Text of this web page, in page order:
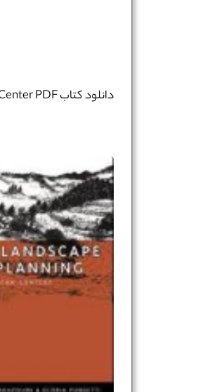
دانلود کتاب City Rediscovering the Center PDF